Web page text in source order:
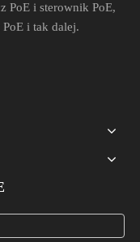
PoE i sterownik PoE,
PoE i tak dalej.